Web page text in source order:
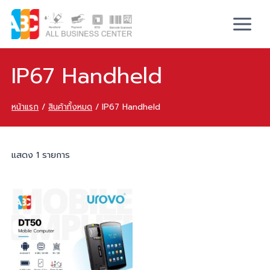
IP67 Handheld
หน้าแรก / สินค้าทั้งหมด / IP67 Handheld
แสดง 1 รายการ